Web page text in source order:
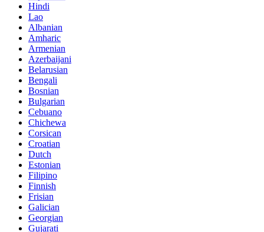
Hindi
Lao
Albanian
Amharic
Armenian
Azerbaijani
Belarusian
Bengali
Bosnian
Bulgarian
Cebuano
Chichewa
Corsican
Croatian
Dutch
Estonian
Filipino
Finnish
Frisian
Galician
Georgian
Gujarati